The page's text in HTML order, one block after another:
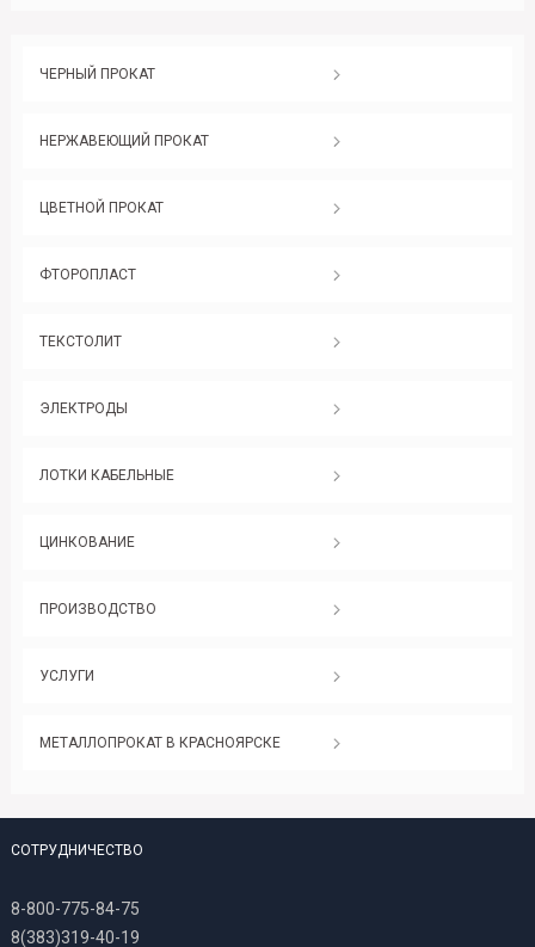
ЧЕРНЫЙ ПРОКАТ
НЕРЖАВЕЮЩИЙ ПРОКАТ
ЦВЕТНОЙ ПРОКАТ
ФТОРОПЛАСТ
ТЕКСТОЛИТ
ЭЛЕКТРОДЫ
ЛОТКИ КАБЕЛЬНЫЕ
ЦИНКОВАНИЕ
ПРОИЗВОДСТВО
УСЛУГИ
МЕТАЛЛОПРОКАТ В КРАСНОЯРСКЕ
СОТРУДНИЧЕСТВО
8-800-775-84-75
8(383)319-40-19